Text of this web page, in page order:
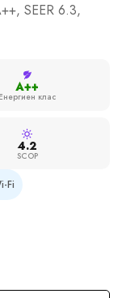
SEER 6.3,
A++
Енергиен клас
4.2
SCOP
Fi